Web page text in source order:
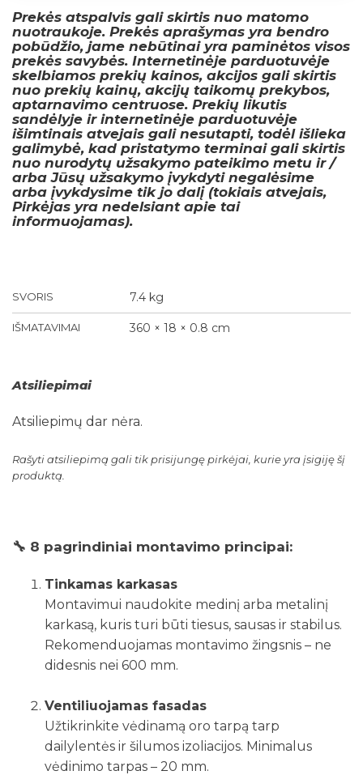
Prekės atspalvis gali skirtis nuo matomo
nuotraukoje. Prekės aprašymas yra bendro
pobūdžio, jame nebūtinai yra paminėtos visos
prekės savybės. Internetinėje parduotuvėje
skelbiamos prekių kainos, akcijos gali skirtis
nuo prekių kainų, akcijų taikomų prekybos,
aptarnavimo centruose. Prekių likutis
sandėlyje ir internetinėje parduotuvėje
išimtinais atvejais gali nesutapti, todėl išlieka
galimybė, kad pristatymo terminai gali skirtis
nuo nurodytų užsakymo pateikimo metu ir /
arba Jūsų užsakymo įvykdyti negalėsime
arba įvykdysime tik jo dalį (tokiais atvejais,
Pirkėjas yra nedelsiant apie tai
informuojamas).
SVORIS 7.4 kg
IŠMATAVIMAI 360 × 18 × 0.8 cm
Atsiliepimai
Atsiliepimų dar nėra.
Rašyti atsiliepimą gali tik prisijungę pirkėjai, kurie yra įsigiję šį
produktą.
🔧 8 pagrindiniai montavimo principai:
Tinkamas karkasas
Montavimui naudokite medinį arba metalinį
karkasą, kuris turi būti tiesus, sausas ir stabilus.
Rekomenduojamas montavimo žingsnis – ne
didesnis nei 600 mm.
Ventiliuojamas fasadas
Užtikrinkite vėdinamą oro tarpą tarp
dailylentės ir šilumos izoliacijos. Minimalus
vėdinimo tarpas – 20 mm.